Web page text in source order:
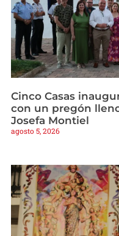
Cinco Casas
con un pregón
Josefa Montiel
agosto 5, 2026